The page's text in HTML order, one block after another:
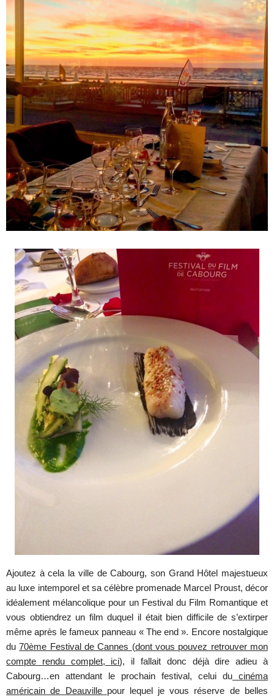
Ajoutez à cela la ville de Cabourg, son Grand Hôtel majestueux
au luxe intemporel et sa célèbre promenade Marcel Proust, décor
idéalement mélancolique pour un Festival du Film Romantique et
vous obtiendrez un film duquel il était bien difficile de s’extirper
même après le fameux panneau « The end ». Encore nostalgique
du70ème Festival de Cannes (dont vous pouvez retrouver mon
compte rendu complet, ici), il fallait donc déjà dire adieu à
Cabourg…en attendant le prochain festival, celui ducinéma
américain de Deauville pour lequel je vous réserve de belles